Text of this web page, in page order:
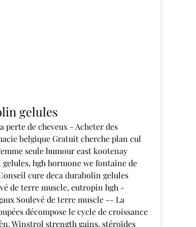
gelules
perte de cheveux - Acheter des
belgique Gratuit cherche plan cul
seule humour east kootenay
hgh hormone we fontaine de
cure deca durabolin gelules
de terre muscle, eutropin hgh -
Soulevé de terre muscle -- La
décompose le cycle de croissance
Winstrol strength gains, stéroïdes